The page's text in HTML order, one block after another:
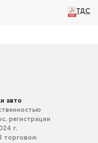
ТДС
авто
регистрации
г.
торговом